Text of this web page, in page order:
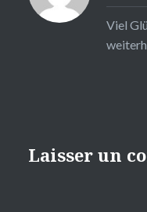
Viel
Laisser un